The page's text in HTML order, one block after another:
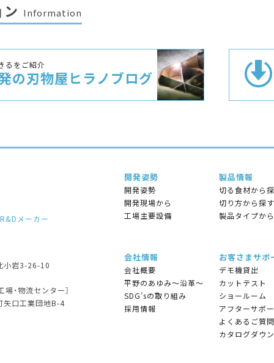
Information
るをご紹介
の刃物屋ヒラノブログ
メーカー
⼩岩3-26-10
場・物流センター］
⼝⼯業団地B-4
開発姿勢
開発姿勢
開発現場から
⼯場主要設備
製品情報
切る⾷材から
切り⽅から探す
製品タイプか
会社情報
会社概要
平野のあゆみ〜沿⾰〜
SDG’sの取り組み
採用情報
お客さまサポ
デモ機貸出
カットテスト
ショールーム
アフターサポ
よくあるご質問
カタログダウ